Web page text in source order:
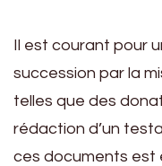
Il est courant pour
succession par la
telles que des
rédaction d’un
ces documents est